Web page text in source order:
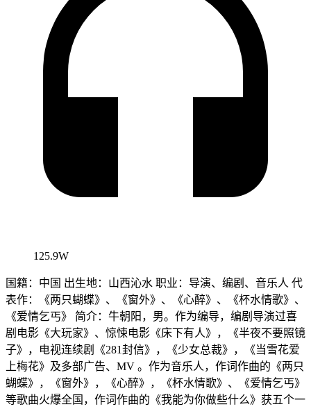
125.9W
国籍：中国 出生地：山西沁水 职业：导演、编剧、音乐人 代
表作：《两只蝴蝶》、《窗外》、《心醉》、《杯水情歌》、
《爱情乞丐》 简介：牛朝阳，男。作为编导，编剧导演过喜
剧电影《大玩家》、惊悚电影《床下有人》，《半夜不要照镜
子》，电视连续剧《281封信》，《少女总裁》，《当雪花爱
上梅花》及多部广告、MV 。作为音乐人，作词作曲的《两只
蝴蝶》，《窗外》，《心醉》，《杯水情歌》、《爱情乞丐》
等歌曲火爆全国，作词作曲的《我能为你做些什么》获五个一